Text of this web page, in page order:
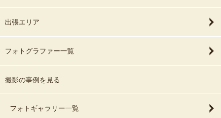
出張エリア
フォトグラファー一覧
撮影の事例を見る
フォトギャラリー一覧